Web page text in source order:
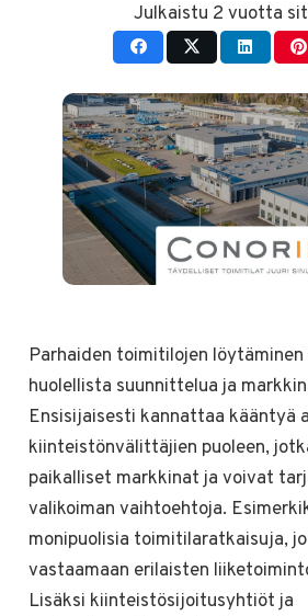
Julkaistu 2 vuotta
Parhaiden toimitilojen
huolellista suunnittelua ja
Ensisijaisesti kannattaa kääntyä
kiinteistönvälittäjien puoleen,
paikalliset markkinat ja voivat
valikoiman vaihtoehtoja.
monipuolisia toimitilaratkaisuja,
vastaamaan erilaisten
Lisäksi kiinteistösijoitusyhtiöt ja